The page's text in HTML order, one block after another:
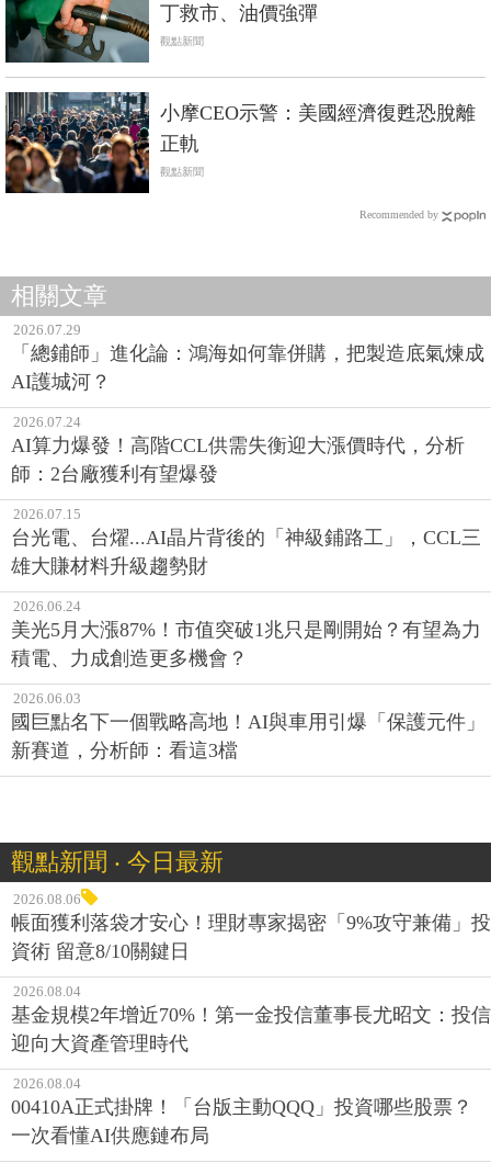
丁救市、油價強彈
觀點新聞
小摩CEO示警：美國經濟復甦恐脫離
正軌
觀點新聞
Recommended by
相關文章
2026.07.29
「總鋪師」進化論：鴻海如何靠併購，把製造底氣煉成
AI護城河？
2026.07.24
AI算力爆發！高階CCL供需失衡迎大漲價時代，分析
師：2台廠獲利有望爆發
2026.07.15
台光電、台燿...AI晶片背後的「神級鋪路工」，CCL三
雄大賺材料升級趨勢財
2026.06.24
美光5月大漲87%！市值突破1兆只是剛開始？有望為力
積電、力成創造更多機會？
2026.06.03
國巨點名下一個戰略高地！AI與車用引爆「保護元件」
新賽道，分析師：看這3檔
觀點新聞 ‧ 今日最新
2026.08.06
帳面獲利落袋才安心！理財專家揭密「9%攻守兼備」投
資術 留意8/10關鍵日
2026.08.04
基金規模2年增近70%！第一金投信董事長尤昭文：投信
迎向大資產管理時代
2026.08.04
00410A正式掛牌！「台版主動QQQ」投資哪些股票？
一次看懂AI供應鏈布局